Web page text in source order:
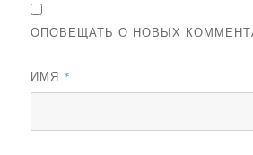
ОПОВЕЩАТЬ О НОВЫХ
ИМЯ *